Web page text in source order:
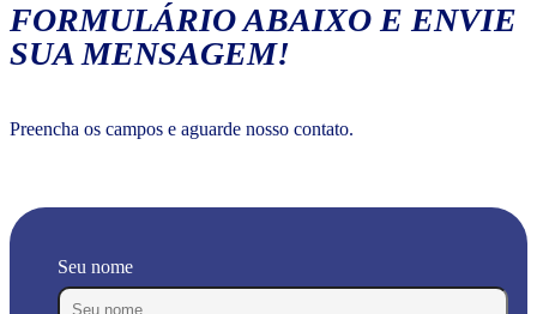
FORMULÁRIO ABAIXO E ENVIE
SUA MENSAGEM!
Preencha os campos e aguarde nosso contato.
Seu nome